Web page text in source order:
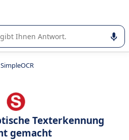
mit
der Nutzung oder Auswahl
SimpleOCR
Texterkennung
gemacht